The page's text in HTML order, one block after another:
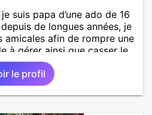
suis papa d’une ado de 16
de longues années, je
amicales afin de rompre une
à gérer ainsi que casser le
reste extrêmement
mais peut se décliner en des
« Le temps fera son
philosophe
le profil